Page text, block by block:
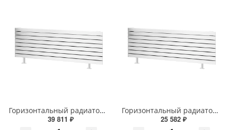
Горизонтальный радиатор с боковым подключением напольный Arbiola Gorizont Liner HZ 91598 250 х 28 см белый
39 811 ₽
Горизонтальный радиатор с боковым подключением напольный Arbiola Gorizont Liner HZ 91505 50 х 48 см белый
25 582 ₽